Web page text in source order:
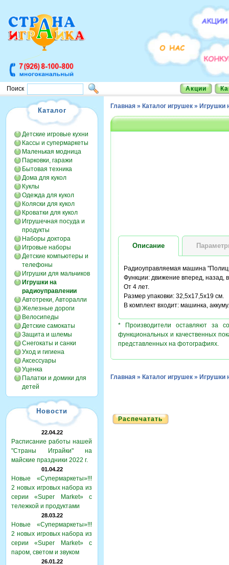
Поиск Акции
Каталог
Детские игровые кухни
Кассы и супермаркеты
Маленькая модница
Парковки, гаражи
Бытовая техника
Дома для кукол
Куклы
Одежда для кукол
Коляски для кукол
Кроватки для кукол
Игрушечная посуда и
продукты
Наборы доктора
Игровые наборы
Детские компьютеры и
телефоны
Игрушки для мальчиков
Игрушки на
радиоуправлении
Автотреки, Авторалли
Железные дороги
Велосипеды
Детские самокаты
Защита и шлемы
Снегокаты и санки
Уход и гигиена
Аксессуары
Уценка
Палатки и домики для
детей
Новости
22.04.22
Расписание работы нашей
"Страны Играйки" на
майские праздники 2022 г.
01.04.22
Новые «Супермаркеты»!!!
2 новых игровых набора из
серии «Super Market» с
тележкой и продуктами
28.03.22
Новые «Супермаркеты»!!!
2 новых игровых набора из
серии «Super Market» с
паром, светом и звуком
26.01.22
Главная » Каталог игрушек » Игрушки
Описание
Радиоуправляемая машина
Функции: движение вперед, назад,
От 4 лет.
Размер упаковки: 32,5х17,5х19 см.
В комплект входит: машинка,
* Производители оставляют за
функциональных и качественных
представленных на фотографиях.
Главная » Каталог игрушек » Игрушки
Распечатать